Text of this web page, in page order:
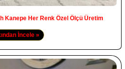
Kanepe Her Renk Özel Ölçü Üretim
İncele »